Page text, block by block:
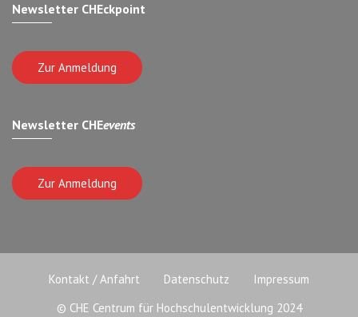
Newsletter CHEckpoint
Zur Anmeldung
Newsletter CHEevents
Zur Anmeldung
Kontakt / Anfahrt Datenschutz
Impressum
© CHE Centrum für Hochschulentwicklung 2024